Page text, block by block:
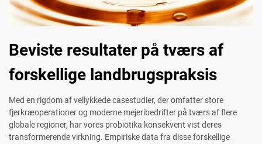
Beviste resultater på tværs af
forskellige landbrugspraksis
Med en rigdom af vellykkede casestudier, der omfatter store
fjerkræoperationer og moderne mejeribedrifter på tværs af flere
globale regioner, har vores probiotika konsekvent vist deres
transformerende virkning. Empiriske data fra disse forskellige